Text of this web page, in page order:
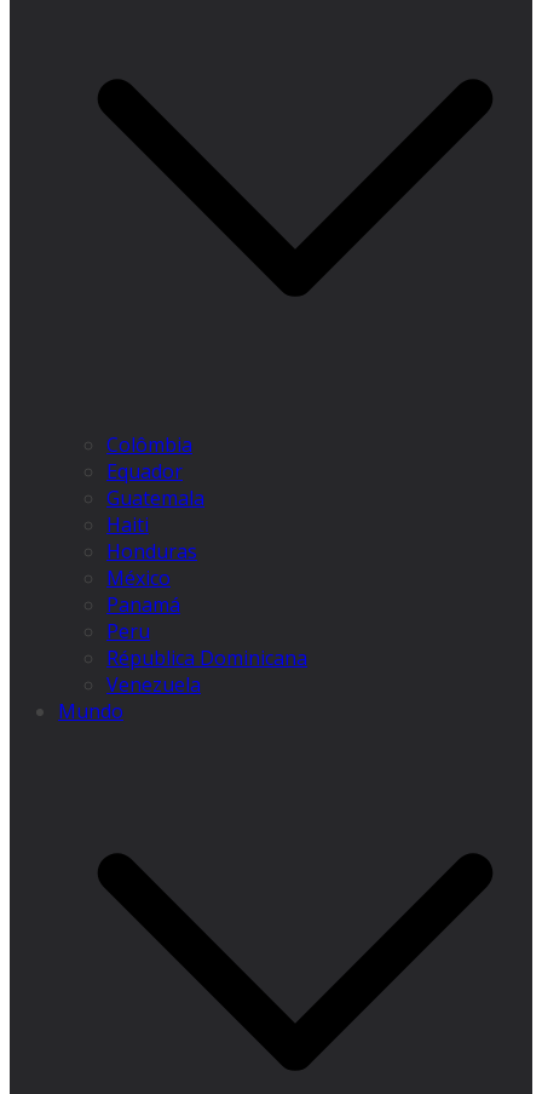
Colômbia
Equador
Guatemala
Haiti
Honduras
México
Panamá
Peru
Républica Dominicana
Venezuela
Mundo